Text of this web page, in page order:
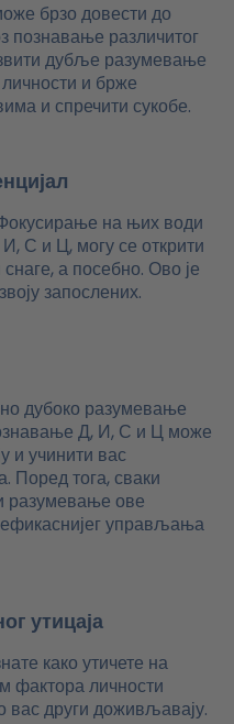
брзо довести до
познавање различитог
дубље разумевање
и брже
и спречити сукобе.
на њих води
С и Ц, могу се открити
а посебно. Ово је
запослених.
дубоко разумевање
Д, И, С и Ц може
и учинити вас
Поред тога, сваки
разумевање ове
управљања
утицаја
како утичете на
фактора личности
вас други доживљавају.